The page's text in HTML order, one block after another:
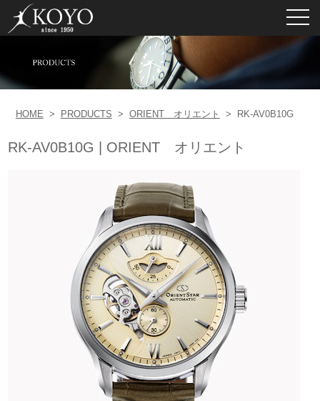
HOME > PRODUCTS > ORIENT オリエント > RK-AV0B10G
RK-AV0B10G | ORIENT オリエント